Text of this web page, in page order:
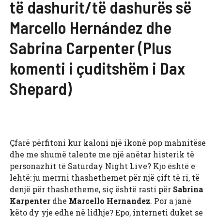
të dashurit/të dashurës së
Marcello Hernández dhe
Sabrina Carpenter (Plus
komenti i çuditshëm i Dax
Shepard)
Çfarë përfitoni kur kaloni një ikonë pop mahnitëse
dhe me shumë talente me një anëtar histerik të
personazhit të Saturday Night Live? Kjo është e
lehtë: ju merrni thashethemet për një çift të ri, të
denjë për thashetheme, siç është rasti për Sabrina
Karpenter dhe Marcello Hernandez. Por a janë
këto dy yje edhe në lidhje? Epo, interneti duket se